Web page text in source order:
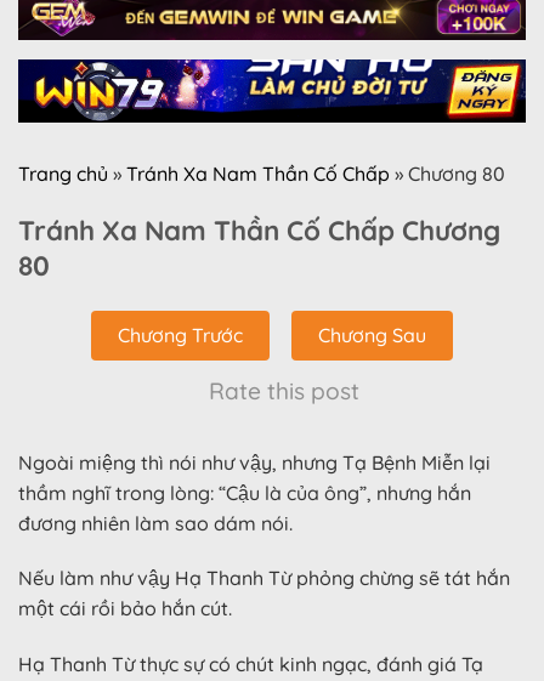
Trang chủ » Tránh Xa Nam Thần Cố Chấp » Chương 80
Tránh Xa Nam Thần Cố Chấp Chương
80
Chương Trước Chương Sau
Rate this post
Ngoài miệng thì nói như vậy, nhưng Tạ Bệnh Miễn lại
thầm nghĩ trong lòng: “Cậu là của ông”, nhưng hắn
đương nhiên làm sao dám nói.
Nếu làm như vậy Hạ Thanh Từ phỏng chừng sẽ tát hắn
một cái rồi bảo hắn cút.
Hạ Thanh Từ thực sự có chút kinh ngạc, đánh giá Tạ